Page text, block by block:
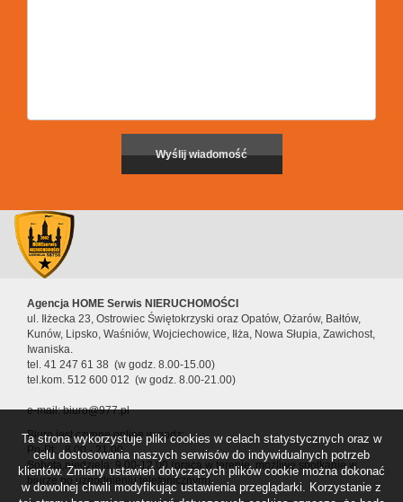
Agencja HOME Serwis NIERUCHOMOŚCI
ul. Iłżecka 23, Ostrowiec Świętokrzyski oraz Opatów, Ożarów, Bałtów,
Kunów, Lipsko, Waśniów, Wojciechowice, Iłża, Nowa Słupia, Zawichost,
Iwaniska.
tel. 41 247 61 38 (w godz. 8.00-15.00)
tel.kom. 512 600 012 (w godz. 8.00-21.00)
e-mail: biuro@977.pl
Biuro jest czynne online w godz:
Pn-Pt: 8.00 - 21.00
Sobota,niedziela: 9.00-12.00 (praca w terenie, możliwe spotkanie w
biurze po uzgodnieniu telefonicznym).
Ta strona wykorzystuje pliki cookies w celach statystycznych oraz w
celu dostosowania naszych serwisów do indywidualnych potrzeb
klientów. Zmiany ustawień dotyczących plików cookie można dokonać
w dowolnej chwili modyfikując ustawienia przeglądarki. Korzystanie z